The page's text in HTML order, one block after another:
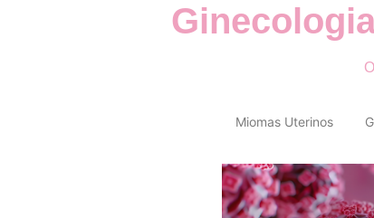
Miomas Uterinos